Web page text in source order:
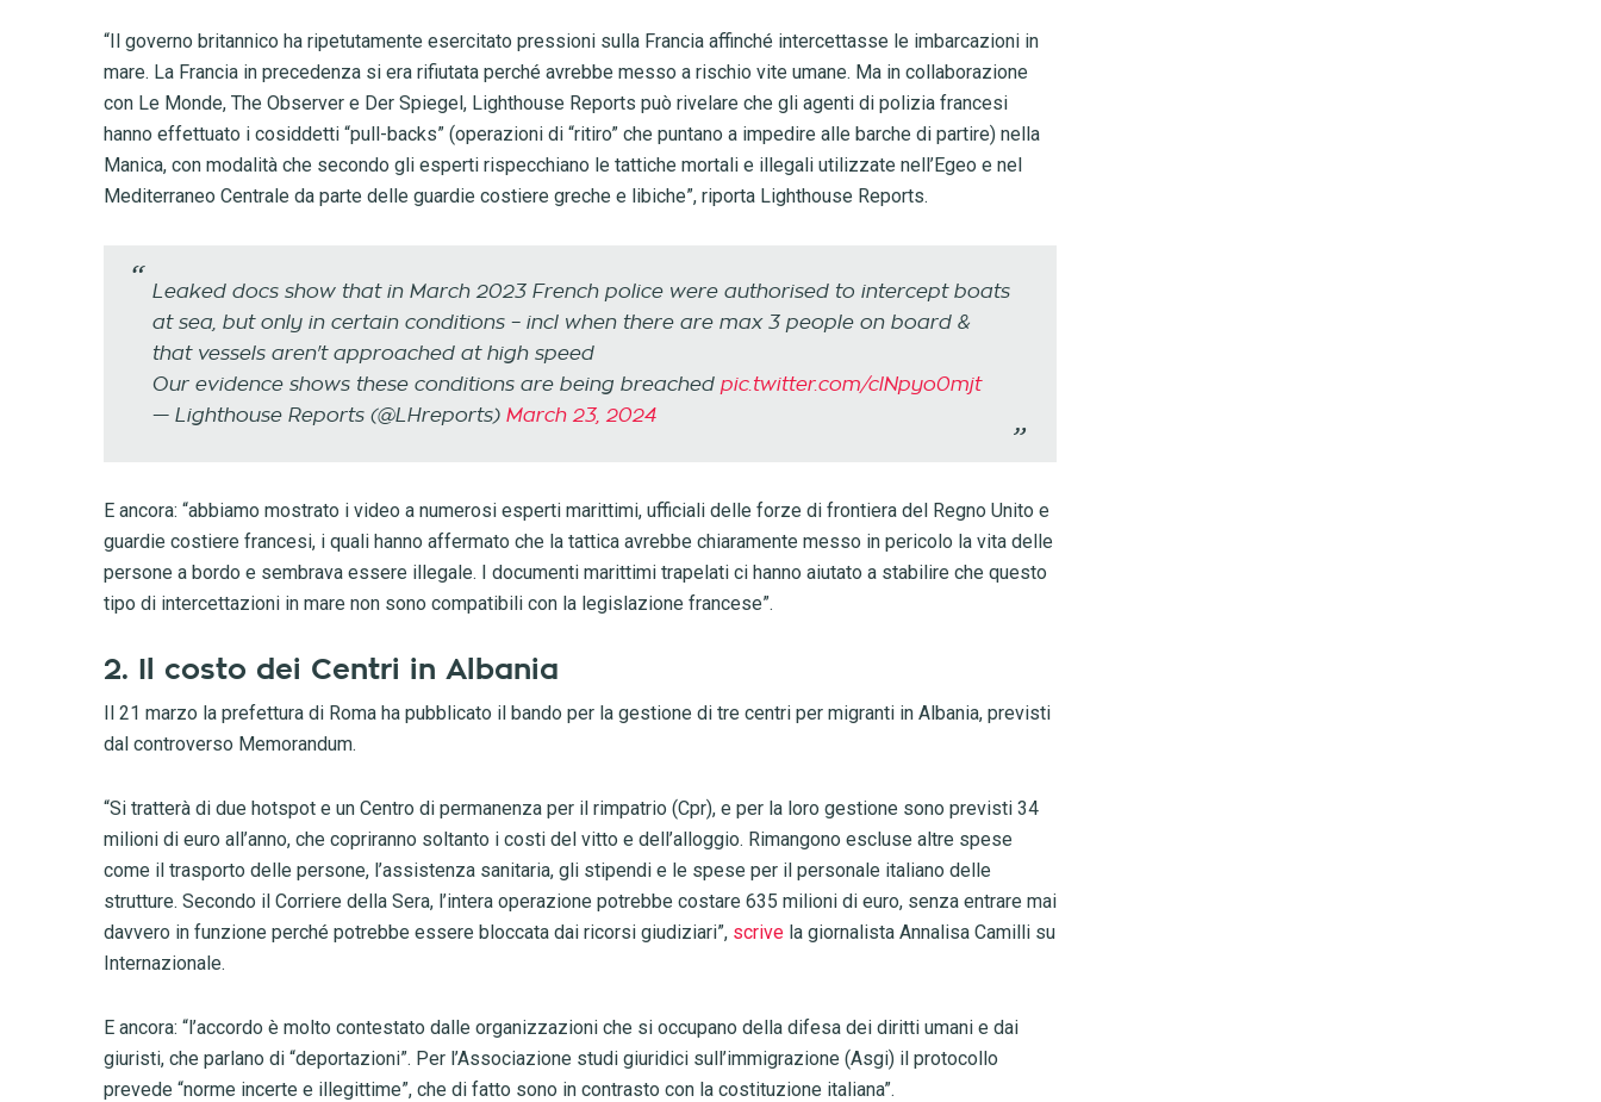
“Il governo britannico ha ripetutamente esercitato pressioni sulla Francia affinché intercettasse le imbarcazioni in
mare. La Francia in precedenza si era rifiutata perché avrebbe messo a rischio vite umane. Ma in collaborazione
con Le Monde, The Observer e Der Spiegel, Lighthouse Reports può rivelare che gli agenti di polizia francesi
hanno effettuato i cosiddetti “pull-backs” (operazioni di “ritiro” che puntano a impedire alle barche di partire) nella
Manica, con modalità che secondo gli esperti rispecchiano le tattiche mortali e illegali utilizzate nell’Egeo e nel
Mediterraneo Centrale da parte delle guardie costiere greche e libiche”, riporta Lighthouse Reports.
Leaked docs show that in March 2023 French police were authorised to intercept boats
at sea, but only in certain conditions – incl when there are max 3 people on board &
that vessels aren't approached at high speed
Our evidence shows these conditions are being breached pic.twitter.com/clNpyo0mjt
— Lighthouse Reports (@LHreports) March 23, 2024
E ancora: “abbiamo mostrato i video a numerosi esperti marittimi, ufficiali delle forze di frontiera del Regno Unito e
guardie costiere francesi, i quali hanno affermato che la tattica avrebbe chiaramente messo in pericolo la vita delle
persone a bordo e sembrava essere illegale. I documenti marittimi trapelati ci hanno aiutato a stabilire che questo
tipo di intercettazioni in mare non sono compatibili con la legislazione francese”.
2. Il costo dei Centri in Albania
Il 21 marzo la prefettura di Roma ha pubblicato il bando per la gestione di tre centri per migranti in Albania, previsti
dal controverso Memorandum.
“Si tratterà di due hotspot e un Centro di permanenza per il rimpatrio (Cpr), e per la loro gestione sono previsti 34
milioni di euro all’anno, che copriranno soltanto i costi del vitto e dell’alloggio. Rimangono escluse altre spese
come il trasporto delle persone, l’assistenza sanitaria, gli stipendi e le spese per il personale italiano delle
strutture. Secondo il Corriere della Sera, l’intera operazione potrebbe costare 635 milioni di euro, senza entrare mai
davvero in funzione perché potrebbe essere bloccata dai ricorsi giudiziari”, scrive la giornalista Annalisa Camilli su
Internazionale.
E ancora: “l’accordo è molto contestato dalle organizzazioni che si occupano della difesa dei diritti umani e dai
giuristi, che parlano di “deportazioni”. Per l’Associazione studi giuridici sull’immigrazione (Asgi) il protocollo
prevede “norme incerte e illegittime”, che di fatto sono in contrasto con la costituzione italiana”.